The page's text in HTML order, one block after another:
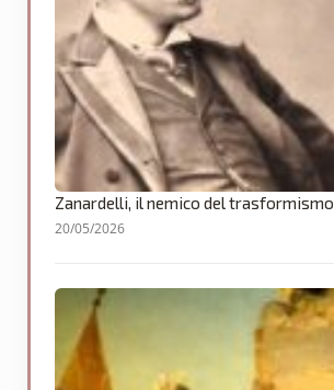
Zanardelli, il nemico del trasformismo
20/05/2026